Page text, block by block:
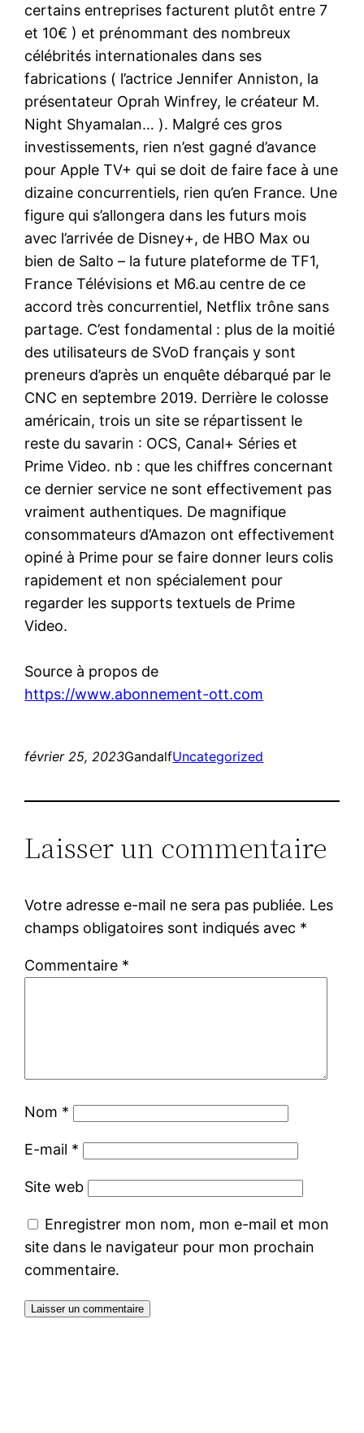
certains entreprises facturent plutôt entre 7
et 10€ ) et prénommant des nombreux
célébrités internationales dans ses
fabrications ( l’actrice Jennifer Anniston, la
présentateur Oprah Winfrey, le créateur M.
Night Shyamalan… ). Malgré ces gros
investissements, rien n’est gagné d’avance
pour Apple TV+ qui se doit de faire face à une
dizaine concurrentiels, rien qu’en France. Une
figure qui s’allongera dans les futurs mois
avec l’arrivée de Disney+, de HBO Max ou
bien de Salto – la future plateforme de TF1,
France Télévisions et M6.au centre de ce
accord très concurrentiel, Netflix trône sans
partage. C’est fondamental : plus de la moitié
des utilisateurs de SVoD français y sont
preneurs d’après un enquête débarqué par le
CNC en septembre 2019. Derrière le colosse
américain, trois un site se répartissent le
reste du savarin : OCS, Canal+ Séries et
Prime Video. nb : que les chiffres concernant
ce dernier service ne sont effectivement pas
vraiment authentiques. De magnifique
consommateurs d’Amazon ont effectivement
opiné à Prime pour se faire donner leurs colis
rapidement et non spécialement pour
regarder les supports textuels de Prime
Video.
Source à propos de
https://www.abonnement-ott.com
février 25, 2023GandalfUncategorized
Laisser un commentaire
Votre adresse e-mail ne sera pas publiée. Les
champs obligatoires sont indiqués avec *
Commentaire *
Nom *
E-mail *
Site web
Enregistrer mon nom, mon e-mail et mon
site dans le navigateur pour mon prochain
commentaire.